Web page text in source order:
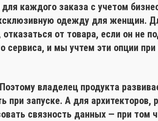
каждого заказа с учетом
одежду для женщин.
от товара, если он не
и мы учтем эти опции
владелец продукта
запуске. А для архитекторов,
связность данных — при том